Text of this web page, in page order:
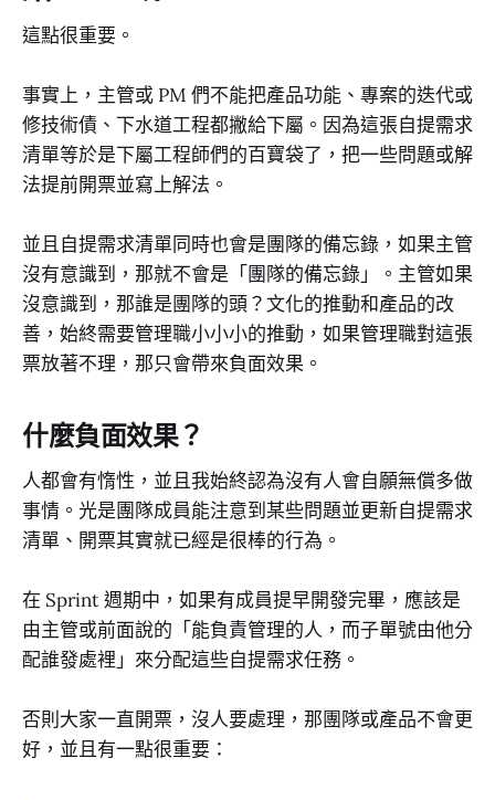
這點很重要。
事實上，主管或 PM 們不能把產品功能、專案的迭代或
修技術債、下水道工程都撇給下屬。因為這張自提需求
清單等於是下屬工程師們的百寶袋了，把一些問題或解
法提前開票並寫上解法。
並且自提需求清單同時也會是團隊的備忘錄，如果主管
沒有意識到，那就不會是「團隊的備忘錄」。主管如果
沒意識到，那誰是團隊的頭？文化的推動和產品的改
善，始終需要管理職小小小的推動，如果管理職對這張
票放著不理，那只會帶來負面效果。
什麼負面效果？
人都會有惰性，並且我始終認為沒有人會自願無償多做
事情。光是團隊成員能注意到某些問題並更新自提需求
清單、開票其實就已經是很棒的行為。
在 Sprint 週期中，如果有成員提早開發完畢，應該是
由主管或前面說的「能負責管理的人，而子單號由他分
配誰發處裡」來分配這些自提需求任務。
否則大家一直開票，沒人要處理，那團隊或產品不會更
好，並且有一點很重要：